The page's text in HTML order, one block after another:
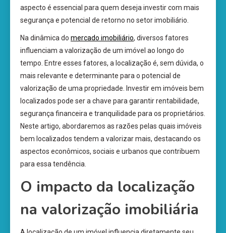
aspecto é essencial para quem deseja investir com mais
segurança e potencial de retorno no setor imobiliário.
Na dinâmica do mercado imobiliário, diversos fatores
influenciam a valorização de um imóvel ao longo do
tempo. Entre esses fatores, a localização é, sem dúvida, o
mais relevante e determinante para o potencial de
valorização de uma propriedade. Investir em imóveis bem
localizados pode ser a chave para garantir rentabilidade,
segurança financeira e tranquilidade para os proprietários.
Neste artigo, abordaremos as razões pelas quais imóveis
bem localizados tendem a valorizar mais, destacando os
aspectos econômicos, sociais e urbanos que contribuem
para essa tendência.
O impacto da localização
na valorização imobiliária